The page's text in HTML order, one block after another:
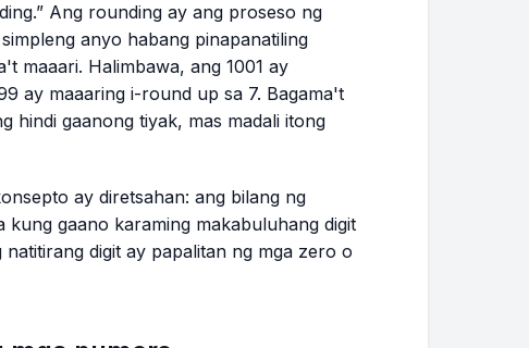
Ang rounding ay ang proseso ng
anyo habang pinapanatiling
maaari. Halimbawa, ang 1001 ay
ay maaaring i-round up sa 7. Bagama't
hindi gaanong tiyak, mas madali itong
ay diretsahan: ang bilang ng
kung gaano karaming makabuluhang digit
digit ay papalitan ng mga zero o